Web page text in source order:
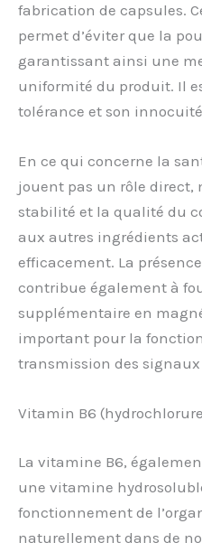
fabrication de capsules.
permet d’éviter que la
garantissant ainsi une
uniformité du produit. Il
tolérance et son
En ce qui concerne la
jouent pas un rôle direct,
stabilité et la qualité du
aux autres ingrédients
efficacement. La
contribue également à
supplémentaire en
important pour la
transmission des
Vitamin B6
La vitamine B6,
une vitamine
fonctionnement de
naturellement dans de